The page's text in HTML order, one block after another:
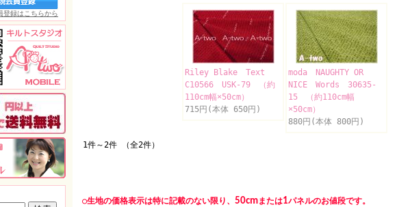
Riley Blake Text
C10566 USK-79 （約
110cm幅×50cm）
715円(本体 650円)
moda NAUGHTY OR
NICE Words 30635-
15 （約110cm幅
×50cm）
880円(本体 800円)
1件～2件 （全2件）
○生地の価格表示は特に記載のない限り、 50cmまたは1パネルのお値段です。